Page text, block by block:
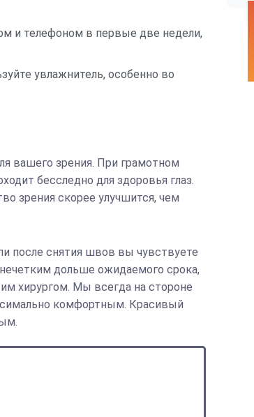
и телефоном в первые две недели,
увлажнитель, особенно во
вашего зрения. При грамотном
бесследно для здоровья глаз.
зрения скорее улучшится, чем
после снятия швов вы чувствуете
дольше ожидаемого срока,
хирургом. Мы всегда на стороне
комфортным. Красивый